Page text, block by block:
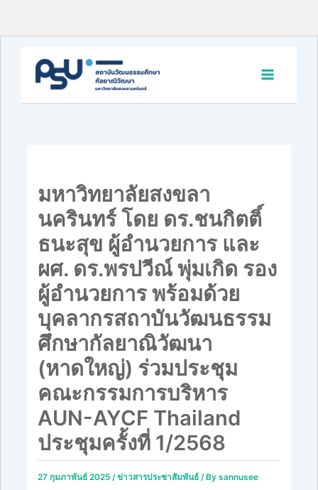
content
มหาวิทยาลัยสงขลา
นครินทร์ โดย ดร.ชนกิตติ์
ธนะสุข ผู้อำนวยการ และ
ผศ. ดร.พรปวีณ์ พุ่มเกิด รอง
ผู้อำนวยการ พร้อมด้วย
บุคลากรสถาบันวัฒนธรรม
ศึกษากัลยาณิวัฒนา
(หาดใหญ่) ร่วมประชุม
คณะกรรมการบริหาร
AUN-AYCF Thailand
ประชุมครั้งที่ 1/2568
27 กุมภาพันธ์ 2025 /ข่าวสารประชาสัมพันธ์/ By sannusee